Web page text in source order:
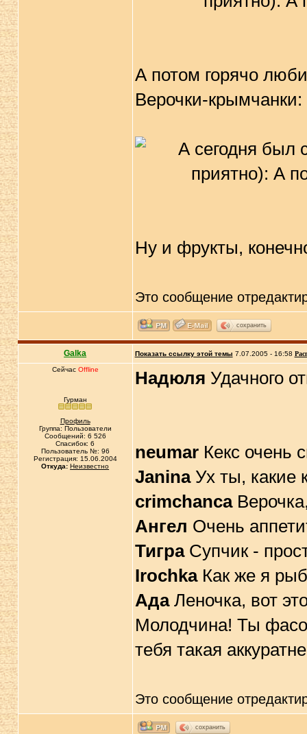
А потом горячо
Верочки-крымчанки:
Ну и фрукты,
Это сообщение
сохранить
Galka Показать ссылку этой темы 7.07.2005 - 16:58
Сейчас Offline
Гурман
Профиль
Группа: Пользователи
Сообщений: 6 526
Спасибок: 6
Пользователь №: 96
Регистрация: 15.06.2004
Откуда: Неизвестно
Надюля Удачного
neumarКекс очень
JaninaУх ты, какие
crimchanca
Ангел Очень
ТиграСупчик -
IrochkaКак же я
АдаЛеночка, вот
Молодчина! Ты
тебя такая
Это сообщение
сохранить